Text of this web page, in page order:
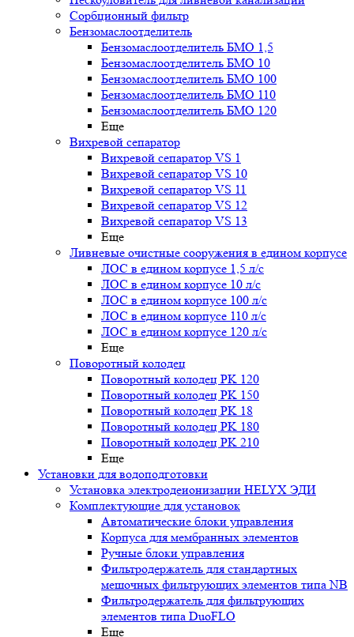
Сорбционный фильтр
Бензомаслоотделитель
Бензомаслоотделитель БМО 1,5
Бензомаслоотделитель БМО 10
Бензомаслоотделитель БМО 100
Бензомаслоотделитель БМО 110
Бензомаслоотделитель БМО 120
Еще
Вихревой сепаратор
Вихревой сепаратор VS 1
Вихревой сепаратор VS 10
Вихревой сепаратор VS 11
Вихревой сепаратор VS 12
Вихревой сепаратор VS 13
Еще
Ливневые очистные сооружения в едином корпусе
ЛОС в едином корпусе 1,5 л/с
ЛОС в едином корпусе 10 л/с
ЛОС в едином корпусе 100 л/с
ЛОС в едином корпусе 110 л/с
ЛОС в едином корпусе 120 л/с
Еще
Поворотный колодец
Поворотный колодец PK 120
Поворотный колодец PK 150
Поворотный колодец PK 18
Поворотный колодец PK 180
Поворотный колодец PK 210
Еще
Установки для водоподготовки
Установка электродеионизации HELYX ЭДИ
Комплектующие для установок
Автоматические блоки управления
Корпуса для мембранных элементов
Ручные блоки управления
Фильтродержатель для стандартных
мешочных фильтрующих элементов типа NB
Фильтродержатель для фильтрующих
элементов типа DuoFLO
Еще